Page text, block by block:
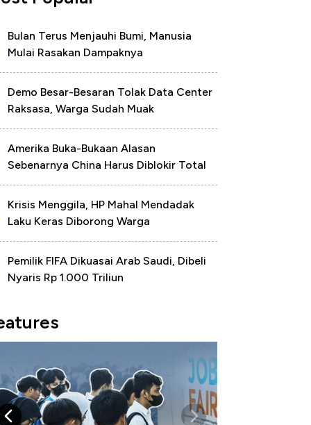
Bulan Terus Menjauhi Bumi, Manusia
Mulai Rasakan Dampaknya
Demo Besar-Besaran Tolak Data Center
Raksasa, Warga Sudah Muak
Amerika Buka-Bukaan Alasan
Sebenarnya China Harus Diblokir Total
Krisis Menggila, HP Mahal Mendadak
Laku Keras Diborong Warga
Pemilik FIFA Dikuasai Arab Saudi, Dibeli
Nyaris Rp 1.000 Triliun